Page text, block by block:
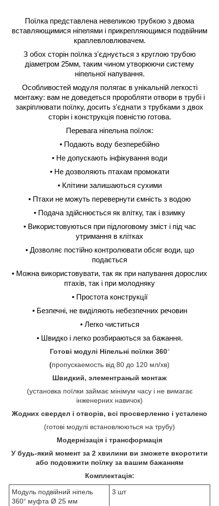
Поїлка представлена невеликою трубкою з двома
вставляющимися ніпелями і прикрепляющимся подвійним
краплевловлювачем.
З обох сторін поїлка з'єднується з круглою трубою
діаметром 25мм, таким чином утворюючи систему
ніпельної напування.
Особливостей модуля полягає в унікальній легкості
монтажу: вам не доведеться проробляти отвори в трубі і
закріплювати поїлку, досить з'єднати з трубками з двох
сторін і конструкція повністю готова.
Перевага ніпельна поїлок:
• Подають воду безперебійно
• Не допускають інфікування води
• Не дозволяють птахам промокати
• Клітини залишаються сухими
• Птахи не можуть перевернути ємність з водою
• Подача здійснюється як влітку, так і взимку
• Використовуються при підлоговому зміст і під час
утримання в клітках
• Дозволяє постійно контролювати обсяг води, що
подається
• Можна використовувати, так як при напування дорослих
птахів, так і при молодняку
• Простота конструкції
• Безпечні, не виділяють небезпечних речовин
• Легко чиститься
• Швидко і легко розбираються за бажання.
Готові модулі Ніпельні поїлки 360°
(пропускаемость від 80 до 120 мл/хв)
Швидкий, элементраный монтаж
(установка поїлки займає мінімум часу і не вимагає
інженерних навичок)
Жодних свердел і отворів, всі просверленно і усталено
(готові модулі встановлюються на трубу)
Модернізація і трансформація
У будь-який момент за 2 хвилини ви зможете вкоротити
або подовжити поїлку за вашим бажанням
Комплектація:
Модуль подвійний ніпель
360° муфта Ø 25 мм
3 шт